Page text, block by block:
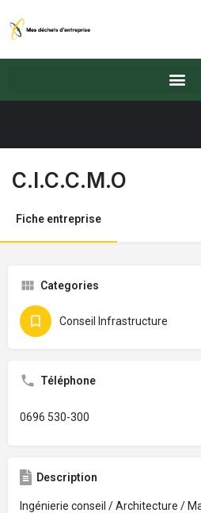
C.I.C.C.M.O
Fiche entreprise
Categories
Conseil Infrastructure
Téléphone
0696 530-300
Description
Ingénierie conseil / Architecture /